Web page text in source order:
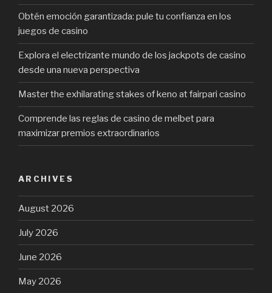
Obtén emoción garantizada: pule tu confianza en los
juegos de casino
Explora el electrizante mundo de los jackpots de casino
desde una nueva perspectiva
Master the exhilarating stakes of keno at fairpari casino
Comprende las reglas de casino de melbet para
maximizar premios extraordinarios
ARCHIVES
August 2026
July 2026
June 2026
May 2026